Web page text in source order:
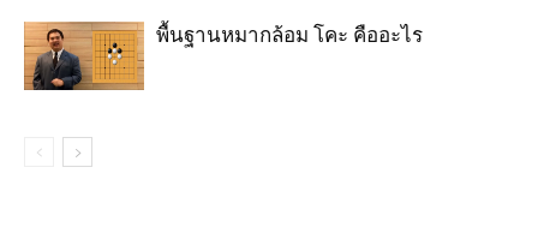
พื้นฐานหมากล้อม โคะ คืออะไร